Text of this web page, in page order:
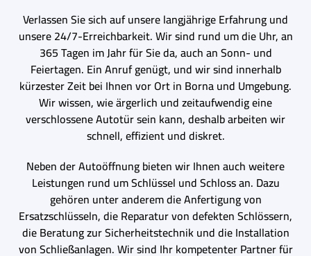
Verlassen Sie sich auf unsere langjährige Erfahrung und
unsere 24/7-Erreichbarkeit. Wir sind rund um die Uhr, an
365 Tagen im Jahr für Sie da, auch an Sonn- und
Feiertagen. Ein Anruf genügt, und wir sind innerhalb
kürzester Zeit bei Ihnen vor Ort in Borna und Umgebung.
Wir wissen, wie ärgerlich und zeitaufwendig eine
verschlossene Autotür sein kann, deshalb arbeiten wir
schnell, effizient und diskret.
Neben der Autoöffnung bieten wir Ihnen auch weitere
Leistungen rund um Schlüssel und Schloss an. Dazu
gehören unter anderem die Anfertigung von
Ersatzschlüsseln, die Reparatur von defekten Schlössern,
die Beratung zur Sicherheitstechnik und die Installation
von Schließanlagen. Wir sind Ihr kompetenter Partner für